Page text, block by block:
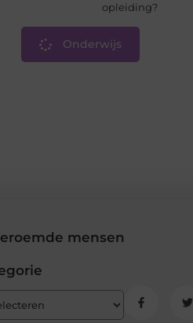
opleiding?
Onderwijs
mensen